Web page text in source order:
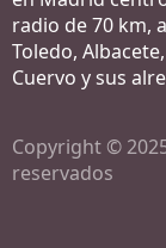
radio de 70 km,
Toledo,
Cuervo y sus
Copyright ©
reservados